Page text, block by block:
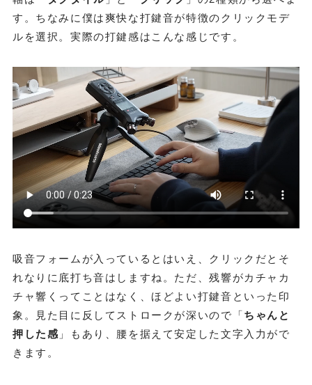
す。ちなみに僕は爽快な打鍵音が特徴のクリックモデ
ルを選択。実際の打鍵感はこんな感じです。
吸音フォームが入っているとはいえ、クリックだとそ
れなりに底打ち音はしますね。ただ、残響がカチャカ
チャ響くってことはなく、ほどよい打鍵音といった印
象。見た目に反してストロークが深いので「ちゃんと
押した感 」もあり、腰を据えて安定した文字入力がで
きます。